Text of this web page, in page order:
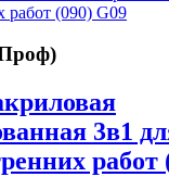
3в1
работ